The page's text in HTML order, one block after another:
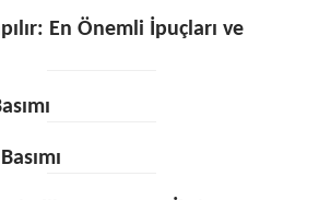
En Önemli İpuçları ve